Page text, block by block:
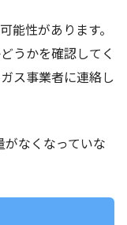
能性があります。
うかを確認してく
ス事業者に連絡し
なくなっていな